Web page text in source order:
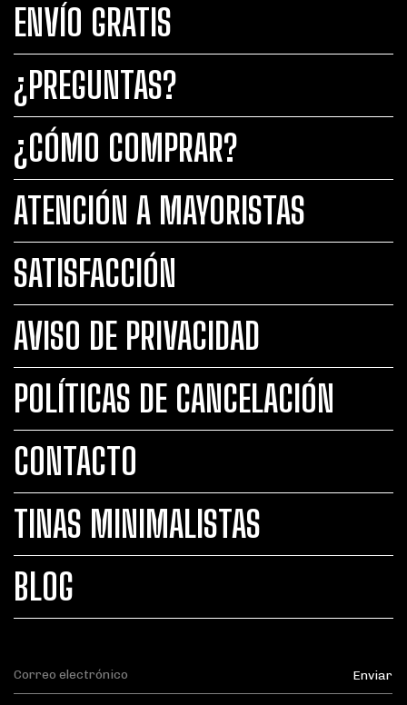
ENVÍO GRATIS
¿PREGUNTAS?
¿CÓMO COMPRAR?
ATENCIÓN A MAYORISTAS
SATISFACCIÓN
AVISO DE PRIVACIDAD
POLÍTICAS DE CANCELACIÓN
CONTACTO
TINAS MINIMALISTAS
BLOG